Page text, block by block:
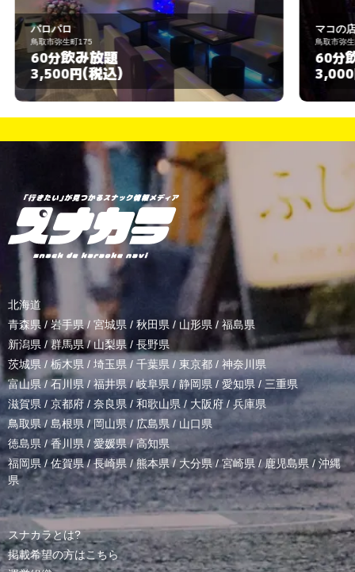
マコの店
鳥取市弥生町331-1
60分飲み放題
3,000円(税込)
北海道
青森県 / 岩手県/ 宮城県 / 秋田県 / 山形県/ 福島県
新潟県 /群馬県/山梨県 / 長野県
茨城県 / 栃木県 / 埼玉県 / 千葉県 / 東京都 / 神奈川県
富山県 /石川県/福井県/岐阜県 / 静岡県 / 愛知県 / 三重県
滋賀県 / 京都府 / 奈良県 / 和歌山県/ 大阪府 /兵庫県
鳥取県/ 島根県 /岡山県/ 広島県 / 山口県
徳島県 /香川県 / 愛媛県/高知県
福岡県/佐賀県/長崎県 /熊本県/ 大分県/宮崎県 /鹿児島県 / 沖縄
県
スナカラとは?
掲載希望の方はこちら